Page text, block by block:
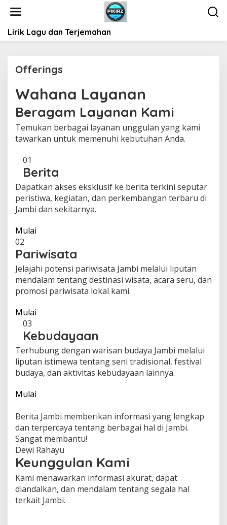
Lirik Lagu dan Terjemahan
Offerings
|
2
M
E
2
0
2
S
A
R
I
P
N
Wahana Layanan
Beragam Layanan Kami
Temukan berbagai layanan unggulan yang kami
tawarkan untuk memenuhi kebutuhan Anda.
01
Berita
Dapatkan akses eksklusif ke berita terkini seputar
peristiwa, kegiatan, dan perkembangan terbaru di
Jambi dan sekitarnya.
Mulai
02
Pariwisata
Jelajahi potensi pariwisata Jambi melalui liputan
mendalam tentang destinasi wisata, acara seru, dan
promosi pariwisata lokal kami.
Mulai
03
Kebudayaan
Terhubung dengan warisan budaya Jambi melalui
liputan istimewa tentang seni tradisional, festival
budaya, dan aktivitas kebudayaan lainnya.
Mulai
Berita Jambi memberikan informasi yang lengkap
dan terpercaya tentang berbagai hal di Jambi.
Sangat membantu!
Dewi Rahayu
Keunggulan Kami
Kami menawarkan informasi akurat, dapat
diandalkan, dan mendalam tentang segala hal
terkait Jambi.